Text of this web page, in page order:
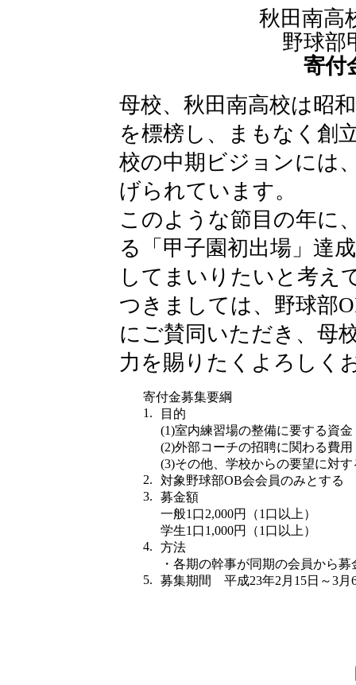
秋田南高
野球部
寄付
母校、秋田南高校は昭
を標榜し、まもなく創
校の中期ビジョンには
げられています。
このような節目の年に
る「甲子園初出場」達
してまいりたいと考え
つきましては、野球部
にご賛同いただき、母
力を賜りたくよろしく
寄付金募集要綱
1.
目的
(1)室内練習場の整備に要する資金
(2)外部コーチの招聘に関わる費用
(3)その他、学校からの要望に対す
2.
対象野球部OB会会員のみとする
3.
募金額
一般1口2,000円（1口以上）
学生1口1,000円（1口以上）
4.
方法
・各期の幹事が同期の会員から
5.
募集期間 平成23年2月15日～3月